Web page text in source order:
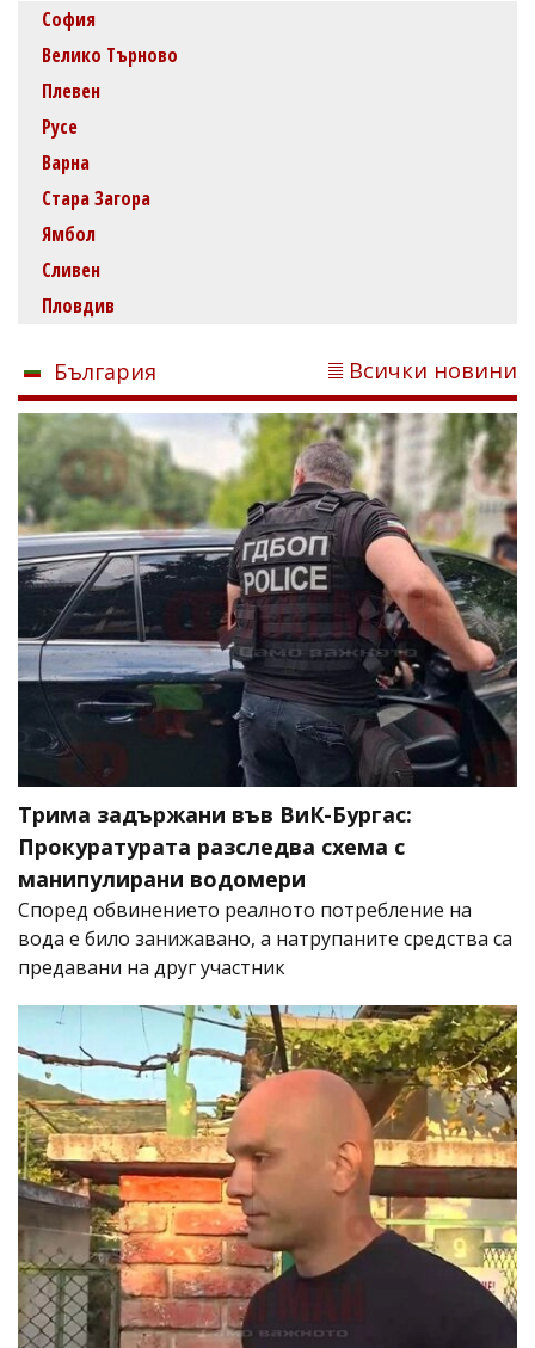
София
Велико Търново
Плевен
Русе
Варна
Стара Загора
Ямбол
Сливен
Пловдив
България Всички новини
Трима задържани във ВиК-Бургас:
Прокуратурата разследва схема с
манипулирани водомери
Според обвинението реалното потребление на
вода е било занижавано, а натрупаните средства са
предавани на друг участник